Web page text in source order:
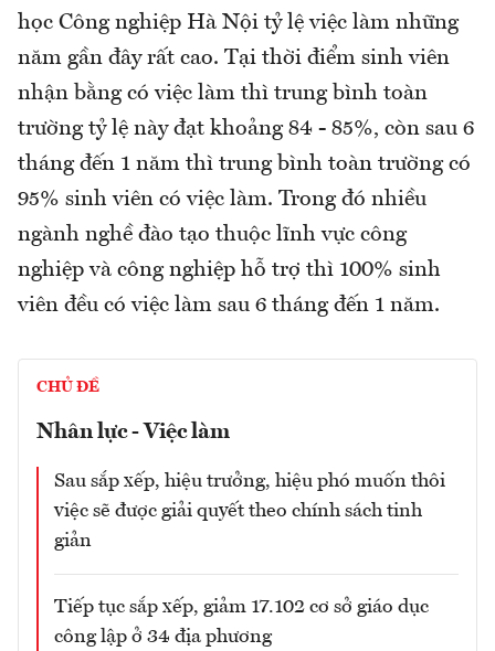
học Công nghiệp Hà Nội tỷ lệ việc làm những
năm gần đây rất cao. Tại thời điểm sinh viên
nhận bằng có việc làm thì trung bình toàn
trường tỷ lệ này đạt khoảng 84 - 85%, còn sau 6
tháng đến 1 năm thì trung bình toàn trường có
95% sinh viên có việc làm. Trong đó nhiều
ngành nghề đào tạo thuộc lĩnh vực công
nghiệp và công nghiệp hỗ trợ thì 100% sinh
viên đều có việc làm sau 6 tháng đến 1 năm.
CHỦ ĐỀ
Nhân lực - Việc làm
Sau sắp xếp, hiệu trưởng, hiệu phó muốn thôi
việc sẽ được giải quyết theo chính sách tinh
giản
Tiếp tục sắp xếp, giảm 17.102 cơ sở giáo dục
công lập ở 34 địa phương